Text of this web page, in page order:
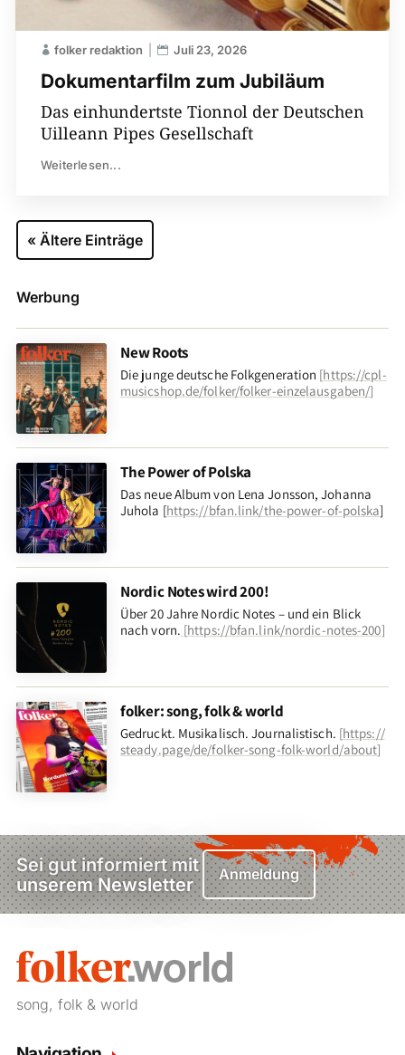
Dokumentarfilm zum Jubiläum
folker redaktion Juli 23, 2026
Das einhundertste Tionnol der Deutschen
Uilleann Pipes Gesellschaft
Weiterlesen...
« Ältere Einträge
Werbung
New Roots
Die junge deutsche Folkgeneration [https://cpl-
musicshop.de/folker/folker-einzelausgaben/]
The Power of Polska
Das neue Album von Lena Jonsson, Johanna
Juhola [https://bfan.link/the-power-of-polska]
Nordic Notes wird 200!
Über 20 Jahre Nordic Notes – und ein Blick
nach vorn. [https://bfan.link/nordic-notes-200]
folker: song, folk & world
Gedruckt. Musikalisch. Journalistisch. [https://
steady.page/de/folker-song-folk-world/about]
Sei gut informiert mit
unserem Newsletter
Anmeldung
song, folk & world